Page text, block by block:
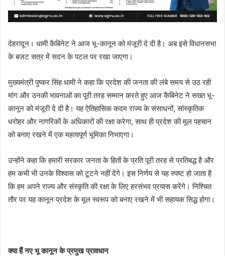
देहरादून। धामी कैबिनेट ने आज भू-कानून को मंजूरी दे दी है। अब इसे विधानसभा
के बजट सत्र में सदन के पटल पर रखा जाएगा।
मुख्यमंत्री पुष्कर सिंह धामी ने कहा कि प्रदेश की जनता की लंबे समय से उठ रही
मांग और उनकी भावनाओं का पूरी तरह सम्मान करते हुए आज कैबिनेट ने सख्त भू-
कानून को मंजूरी दे दी है। यह ऐतिहासिक कदम राज्य के संसाधनों, सांस्कृतिक
धरोहर और नागरिकों के अधिकारों की रक्षा करेगा, साथ ही प्रदेश की मूल पहचान
को बनाए रखने में एक महत्वपूर्ण भूमिका निभाएगा।
उन्होंने कहा कि हमारी सरकार जनता के हितों के प्रति पूरी तरह से प्रतिबद्ध है और
हम कभी भी उनके विश्वास को टूटने नहीं देंगे। इस निर्णय से यह स्पष्ट हो जाता है
कि हम अपने राज्य और संस्कृति की रक्षा के लिए हरसंभव प्रयास करेंगे। निश्चित
तौर पर यह कानून प्रदेश के मूल स्वरूप को बनाए रखने में भी सहायक सिद्ध होगा।
क्या हैं नए भू कानून के प्रमुख प्रावधान